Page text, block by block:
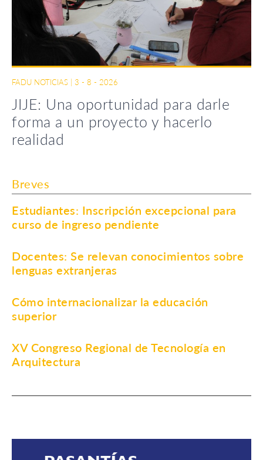
FADU NOTICIAS 3 - 8 - 2026
JIJE: Una oportunidad para darle
forma a un proyecto y hacerlo
realidad
Breves
Estudiantes: Inscripción excepcional para
curso de ingreso pendiente
Docentes: Se relevan conocimientos sobre
lenguas extranjeras
Cómo internacionalizar la educación
superior
XV Congreso Regional de Tecnología en
Arquitectura